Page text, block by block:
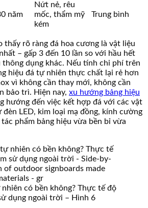
năm
Nứt nẻ, rêu
mốc, thẩm mỹ
kém
Trung bình
thấy rõ ràng đá hoa cương là vật liệu
– gấp 3 đến 10 lần so với hầu hết
thông dụng khác. Nếu tính chi phí trên
hiệu đá tự nhiên thực chất lại rẻ hơn
vì không cần thay mới, không cần
bảo trì. Hiện nay, xu hướng bảng hiệu
hướng đến việc kết hợp đá với các vật
đèn LED, kim loại mạ đồng, kính cường
phẩm bảng hiệu vừa bền bỉ vừa
nhiên có bền không? Thực tế độ
dụng ngoài trời – Hình 6